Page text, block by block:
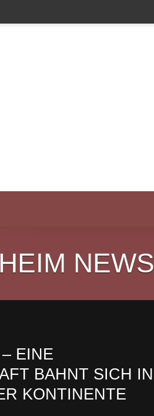
NEWS
EINE
BAHNT SICH IN
KONTINENTE